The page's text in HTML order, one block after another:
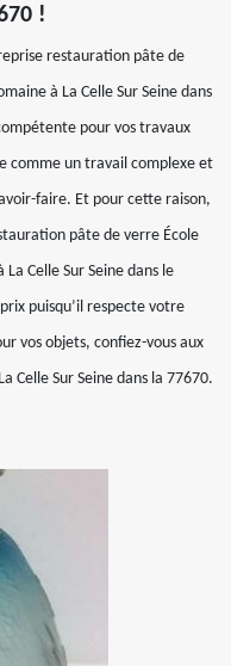
!
restauration pâte de
à La Celle Sur Seine dans
pour vos travaux
comme un travail complexe et
faire. Et pour cette raison,
pâte de verre École
Celle Sur Seine dans le
puisqu’il respecte votre
vos objets, confiez-vous aux
Celle Sur Seine dans la 77670.